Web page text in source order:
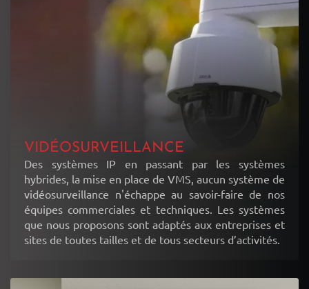
VIDÉOSURVEILLANCE
Des systèmes IP en passant par les systèmes
hybrides, la mise en place de VMS, aucun système de
vidéosurveillance n'échappe au savoir-faire de nos
équipes commerciales et techniques. Les systèmes
que nous proposons sont adaptés aux entreprises et
sites de toutes tailles et de tous secteurs d’activités.